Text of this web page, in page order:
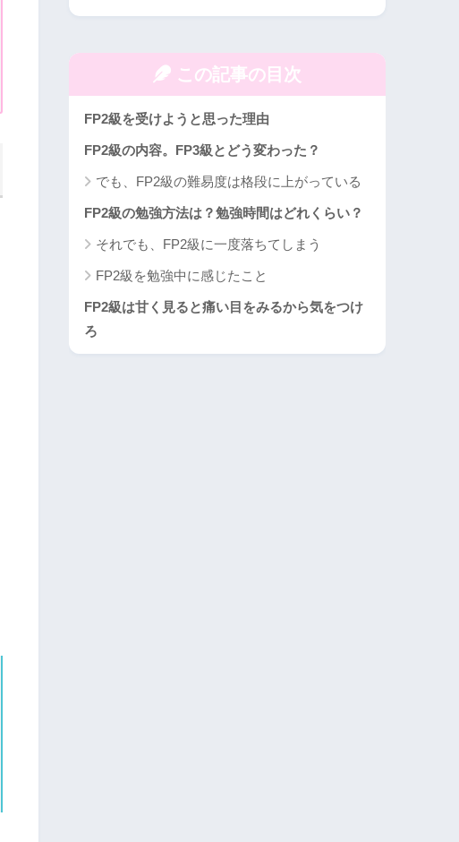
この記事の目次
FP2級を受けようと思った理由
FP2級の内容。FP3級とどう変わった？
でも、FP2級の難易度は格段に上がっている
FP2級の勉強方法は？勉強時間はどれくらい？
それでも、FP2級に一度落ちてしまう
FP2級を勉強中に感じたこと
FP2級は甘く見ると痛い目をみるから気をつけ
ろ